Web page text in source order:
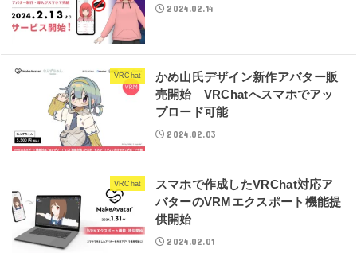
2024.02.14
VRChat
かめ山氏デザイン新作アバター販
売開始 VRChatへスマホでアッ
プロード可能
2024.02.03
VRChat
スマホで作成したVRChat対応ア
バターのVRMエクスポート機能提
供開始
2024.02.01